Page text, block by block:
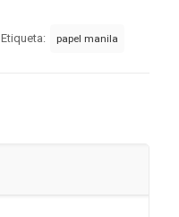
Etiqueta: papel manila